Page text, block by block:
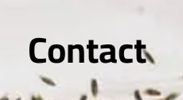
Contact